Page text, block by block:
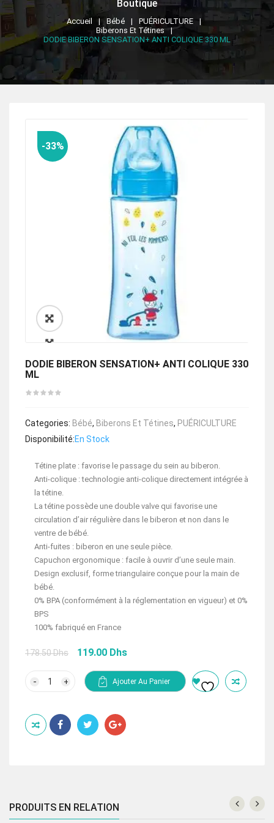
Boutique
Accueil Bébé
PUÉRICULTURE
Biberons Et Tétines
DODIE BIBERON SENSATION+ ANTI COLIQUE 330 ML
🔍
-33%
DODIE BIBERON SENSATION+ ANTI COLIQUE 330
ML
Categories: Bébé, Biberons Et Tétines, PUÉRICULTURE
Disponibilité:En Stock
Tétine plate : favorise le passage du sein au biberon.
Anti-colique : technologie anti-colique directement intégrée à
la tétine.
La tétine possède une double valve qui favorise une
circulation d’air régulière dans le biberon et non dans le
ventre de bébé.
Anti-fuites : biberon en une seule pièce.
Capuchon ergonomique : facile à ouvrir d’une seule main.
Design exclusif, forme triangulaire conçue pour la main de
bébé.
0% BPA (conformément à la réglementation en vigueur) et 0%
BPS
100% fabriqué en France
178.50Dhs
Le
initial
était :
119.00 Dhs
est :
SENSATION+
ANTI
COLIQUE
Ajouter Au Panier
PRODUITS EN RELATION